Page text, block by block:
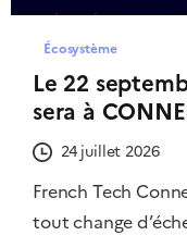
Écosystème
Le 22
sera à
24 juillet 2026
French Tech
tout change